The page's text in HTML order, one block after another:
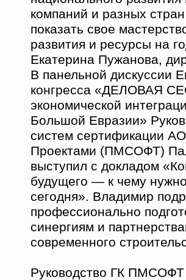
компаний и разных
показать свое
развития и ресурсы на
Екатерина Пужанова,
В панельной дискуссии
конгресса «ДЕЛОВАЯ
экономической
Большой Евразии»
систем сертификации
Проектами (ПМСОФТ)
выступил с докладом
будущего — к чему
сегодня». Владимир
профессионально
синергиям и
современного
Руководство ГК ПМСОФТ